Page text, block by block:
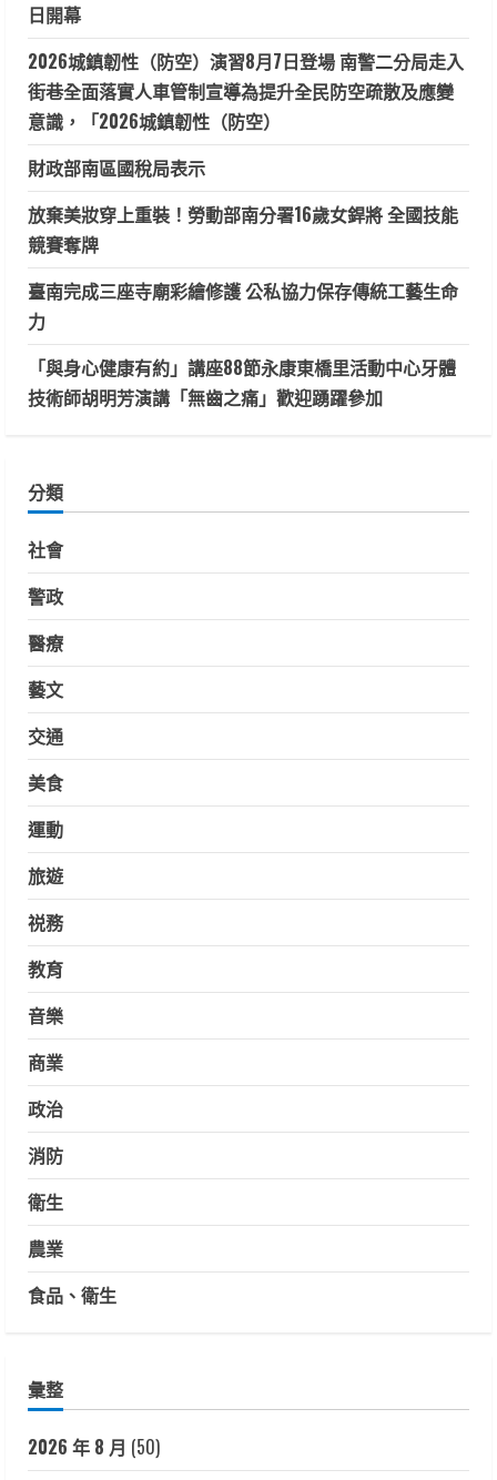
日開幕
2026城鎮韌性（防空）演習8月7日登場 南警二分局走入
街巷全面落實人車管制宣導為提升全民防空疏散及應變
意識，「2026城鎮韌性（防空）
財政部南區國稅局表示
放棄美妝穿上重裝！勞動部南分署16歲女銲將 全國技能
競賽奪牌
臺南完成三座寺廟彩繪修護 公私協力保存傳統工藝生命
力
「與身心健康有約」講座88節永康東橋里活動中心牙體
技術師胡明芳演講「無齒之痛」歡迎踴躍參加
分類
社會
警政
醫療
藝文
交通
美食
運動
旅遊
祱務
教育
音樂
商業
政治
消防
衛生
農業
食品、衛生
彙整
2026 年 8 月 (50)